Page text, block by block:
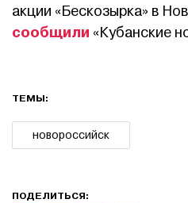
акции «Бескозырка» в
сообщили «Кубанские
ТЕМЫ:
новороссийск
ПОДЕЛИТЬСЯ: